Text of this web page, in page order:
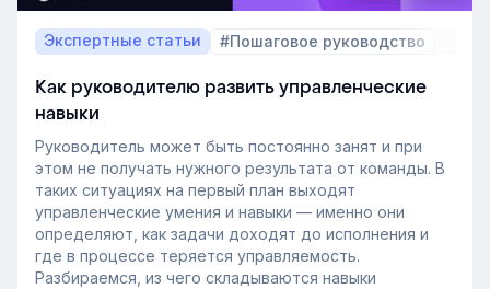
Экспертные статьи #Пошаговое руководство
Как руководителю развить управленческие
навыки
Руководитель может быть постоянно занят и при
этом не получать нужного результата от команды. В
таких ситуациях на первый план выходят
управленческие умения и навыки — именно они
определяют, как задачи доходят до исполнения и
где в процессе теряется управляемость.
Разбираемся, из чего складываются навыки